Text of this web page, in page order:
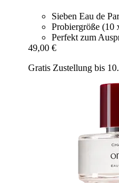
Sieben Eau de
Probiergröße (10
Perfekt zum
49,00 €
Gratis Zustellung bis